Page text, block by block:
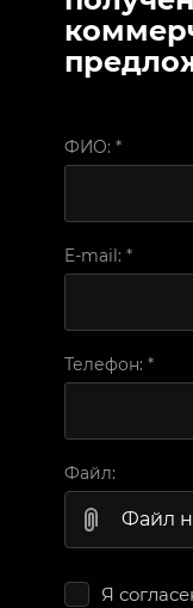
ФИО: *
E-mail: *
Телефон: *
Файл:
Файл
Я